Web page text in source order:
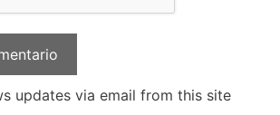
updates via email from this site